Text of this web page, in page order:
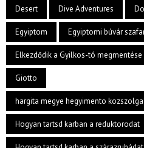
Desert Dive Adventures
Egyiptom Egyiptomi búvár
Elkezdődik a Gyilkos-tó megmentése
Giotto
hargita megye hegyimento
Hogyan tartsd karban a reduktorodat